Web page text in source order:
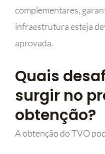
complementares,
infraestrutura esteja
aprovada.
Quais
surgir no
obtenção?
A obtenção do TVO